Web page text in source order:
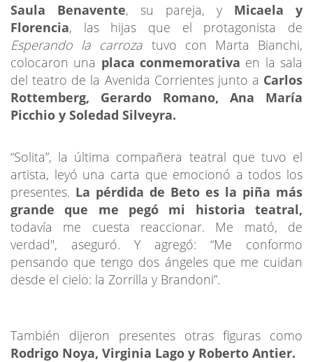
Saula Benavente, su pareja, y Micaela y
Florencia, las hijas que el protagonista de
Esperando la carroza tuvo con Marta Bianchi,
colocaron una placa conmemorativa en la sala
del teatro de la Avenida Corrientes junto a Carlos
Rottemberg, Gerardo Romano, Ana María
Picchio y Soledad Silveyra.
“Solita”, la última compañera teatral que tuvo el
artista, leyó una carta que emocionó a todos los
presentes. La pérdida de Beto es la piña más
grande que me pegó mi historia teatral,
todavía me cuesta reaccionar. Me mató, de
verdad", aseguró. Y agregó: “Me conformo
pensando que tengo dos ángeles que me cuidan
desde el cielo: la Zorrilla y Brandoni”.
También dijeron presentes otras figuras como
Rodrigo Noya, Virginia Lago y Roberto Antier.